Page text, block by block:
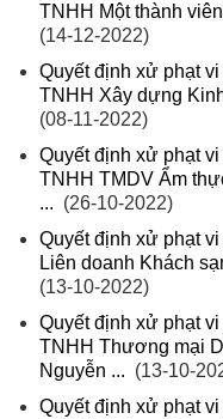
TNHH Một thành
(14-12-2022)
Quyết định xử phạt
TNHH Xây dựng
(08-11-2022)
Quyết định xử phạt
TNHH TMDV Ẩm
... (26-10-2022)
Quyết định xử phạt
Liên doanh Khách
(13-10-2022)
Quyết định xử phạt
TNHH Thương mại
Nguyễn ... (13-10-
Quyết định xử phạt